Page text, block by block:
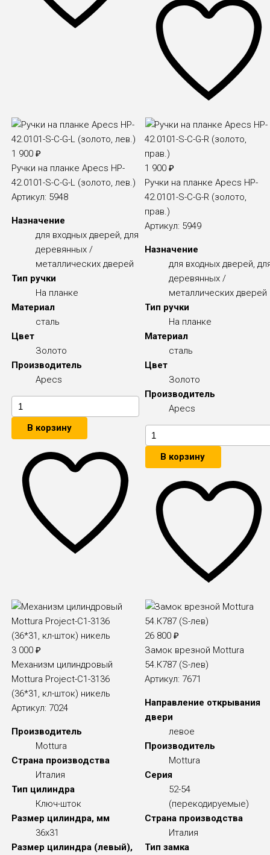
1 900₽
Ручки на планке Apecs HP-
42.0101-S-C-G-L (золото, лев.)
Артикул: 5948
Назначение
для входных дверей, для
деревянных /
металлических дверей
Тип ручки
На планке
Материал
сталь
Цвет
Золото
Производитель
Apecs
В корзину
1 900₽
Ручки на планке Apecs HP-
42.0101-S-C-G-R (золото,
прав.)
Артикул: 5949
Назначение
для входных дверей,
деревянных /
металлических дверей
Тип ручки
На планке
Материал
сталь
Цвет
Золото
Производитель
Apecs
В корзину
3 000₽
Механизм цилиндровый
Mottura Project-C1-3136
(36*31, кл-шток) никель
Артикул: 7024
Производитель
Mottura
Страна производства
Италия
Тип цилиндра
Ключ-шток
Размер цилиндра, мм
36x31
Размер цилиндра (левый),
26 800₽
Замок врезной Mottura
54.К787 (S-лев)
Артикул: 7671
Направление открывания
двери
левое
Производитель
Mottura
Серия
52-54
(перекодируемые)
Страна производства
Италия
Тип замка